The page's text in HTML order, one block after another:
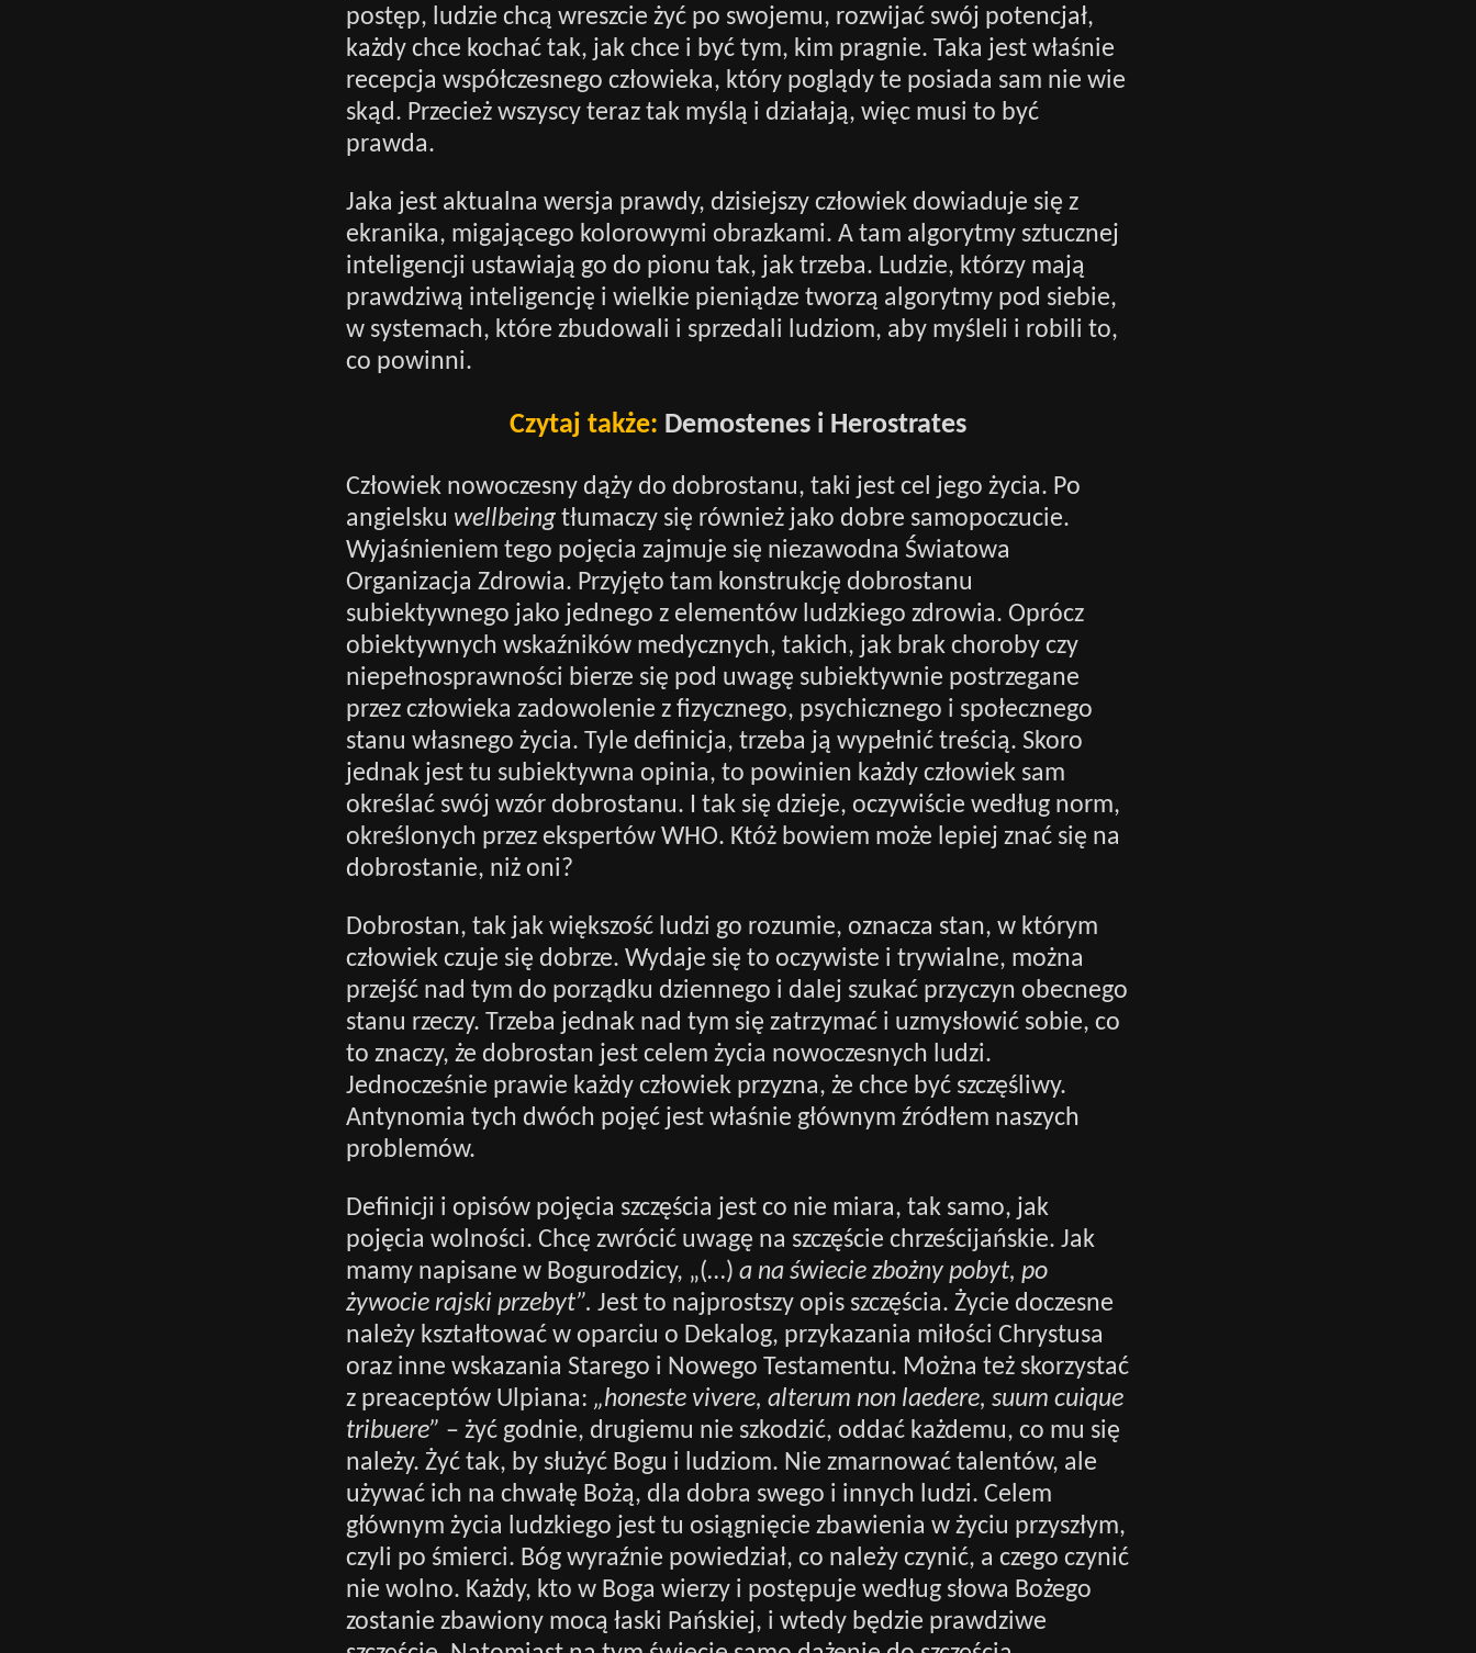
postęp, ludzie chcą wreszcie żyć po swojemu, rozwijać swój potencjał,
każdy chce kochać tak, jak chce i być tym, kim pragnie. Taka jest właśnie
recepcja współczesnego człowieka, który poglądy te posiada sam nie wie
skąd. Przecież wszyscy teraz tak myślą i działają, więc musi to być
prawda.
Jaka jest aktualna wersja prawdy, dzisiejszy człowiek dowiaduje się z
ekranika, migającego kolorowymi obrazkami. A tam algorytmy sztucznej
inteligencji ustawiają go do pionu tak, jak trzeba. Ludzie, którzy mają
prawdziwą inteligencję i wielkie pieniądze tworzą algorytmy pod siebie,
w systemach, które zbudowali i sprzedali ludziom, aby myśleli i robili to,
co powinni.
Czytaj także: Demostenes i Herostrates
Człowiek nowoczesny dąży do dobrostanu, taki jest cel jego życia. Po
angielsku wellbeing tłumaczy się również jako dobre samopoczucie.
Wyjaśnieniem tego pojęcia zajmuje się niezawodna Światowa
Organizacja Zdrowia. Przyjęto tam konstrukcję dobrostanu
subiektywnego jako jednego z elementów ludzkiego zdrowia. Oprócz
obiektywnych wskaźników medycznych, takich, jak brak choroby czy
niepełnosprawności bierze się pod uwagę subiektywnie postrzegane
przez człowieka zadowolenie z fizycznego, psychicznego i społecznego
stanu własnego życia. Tyle definicja, trzeba ją wypełnić treścią. Skoro
jednak jest tu subiektywna opinia, to powinien każdy człowiek sam
określać swój wzór dobrostanu. I tak się dzieje, oczywiście według norm,
określonych przez ekspertów WHO. Któż bowiem może lepiej znać się na
dobrostanie, niż oni?
Dobrostan, tak jak większość ludzi go rozumie, oznacza stan, w którym
człowiek czuje się dobrze. Wydaje się to oczywiste i trywialne, można
przejść nad tym do porządku dziennego i dalej szukać przyczyn obecnego
stanu rzeczy. Trzeba jednak nad tym się zatrzymać i uzmysłowić sobie, co
to znaczy, że dobrostan jest celem życia nowoczesnych ludzi.
Jednocześnie prawie każdy człowiek przyzna, że chce być szczęśliwy.
Antynomia tych dwóch pojęć jest właśnie głównym źródłem naszych
problemów.
Definicji i opisów pojęcia szczęścia jest co nie miara, tak samo, jak
pojęcia wolności. Chcę zwrócić uwagę na szczęście chrześcijańskie. Jak
mamy napisane w Bogurodzicy, „(…) a na świecie zbożny pobyt, po
żywocie rajski przebyt”. Jest to najprostszy opis szczęścia. Życie doczesne
należy kształtować w oparciu o Dekalog, przykazania miłości Chrystusa
oraz inne wskazania Starego i Nowego Testamentu. Można też skorzystać
z preaceptów Ulpiana: „honeste vivere, alterum non laedere, suum cuique
tribuere” – żyć godnie, drugiemu nie szkodzić, oddać każdemu, co mu się
należy. Żyć tak, by służyć Bogu i ludziom. Nie zmarnować talentów, ale
używać ich na chwałę Bożą, dla dobra swego i innych ludzi. Celem
głównym życia ludzkiego jest tu osiągnięcie zbawienia w życiu przyszłym,
czyli po śmierci. Bóg wyraźnie powiedział, co należy czynić, a czego czynić
nie wolno. Każdy, kto w Boga wierzy i postępuje według słowa Bożego
zostanie zbawiony mocą łaski Pańskiej, i wtedy będzie prawdziwe